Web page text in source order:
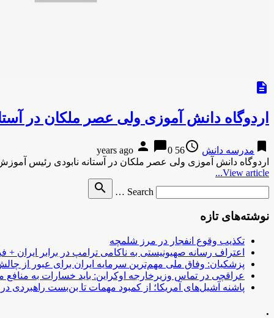
description
اردوگاه دانش آموزی ولی عصر ملکان در
bookmark مدرسه دانش access_time
56 years ago
person chat_bubble0
اردوگاه دانش آموزی ولی عصر ملکان در آستانه نابودی رئیس
View article...
Search …
search
نوشته‌های تازه
تکذیب وقوع انفجار در مرز شلمچه
اعتراف رسانه صهیونیستی به ناکامی ترامپ در برابر ایران +
پزشکیان: وفاق ملی مهم‌ترین سرمایه ایران برای عبور از
عراقچی در تماس وزیرخارجه اوکراین: باید خسارات به منافع
پاشنه آشیل‌های آمریکا؛ از کمبود مهمات تا بن‌بست راهبردی در
.